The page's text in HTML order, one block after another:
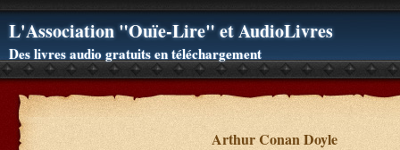
L'Association "Ouïe-Lire" et AudioLivres
Des livres audio gratuits en téléchargement
Arthur Conan Doyle